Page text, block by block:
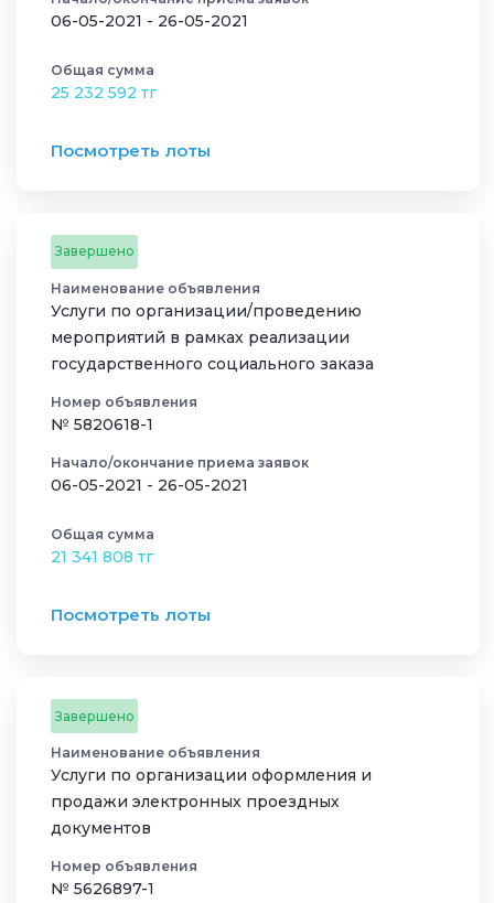
06-05-2021 - 26-05-2021
Общая сумма
25 232 592 тг
Посмотреть лоты
Завершено
Наименование объявления
Услуги по организации/проведению
мероприятий в рамках реализации
государственного социального заказа
Номер объявления
№ 5820618-1
Начало/окончание приема заявок
06-05-2021 - 26-05-2021
Общая сумма
21 341 808 тг
Посмотреть лоты
Завершено
Наименование объявления
Услуги по организации оформления и
продажи электронных проездных
документов
Номер объявления
№ 5626897-1